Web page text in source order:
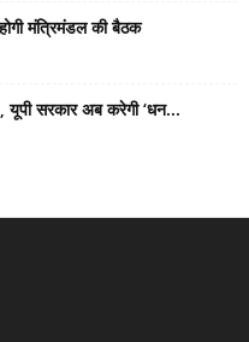
मंत्रिमंडल की बैठक
यूपी सरकार अब करेगी ‘धन...